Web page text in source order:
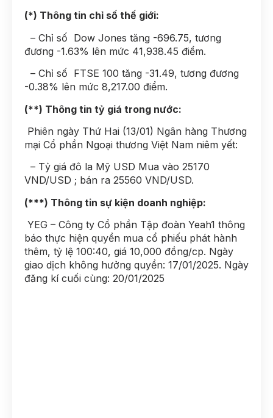
(*) Thông tin chỉ số thế giới:
– Chỉ số Dow Jones tăng -696.75, tương
đương -1.63% lên mức 41,938.45 điểm.
– Chỉ số FTSE 100 tăng -31.49, tương đương
-0.38% lên mức 8,217.00 điểm.
(**) Thông tin tỷ giá trong nước:
Phiên ngày Thứ Hai (13/01) Ngân hàng Thương
mại Cổ phần Ngoại thương Việt Nam niêm yết:
– Tỷ giá đô la Mỹ USD Mua vào 25170
VND/USD ; bán ra 25560 VND/USD.
(***) Thông tin sự kiện doanh nghiệp:
YEG – Công ty Cổ phần Tập đoàn Yeah1 thông
báo thực hiện quyền mua cổ phiếu phát hành
thêm, tỷ lệ 100:40, giá 10,000 đồng/cp. Ngày
giao dịch không hưởng quyền: 17/01/2025. Ngày
đăng kí cuối cùng: 20/01/2025